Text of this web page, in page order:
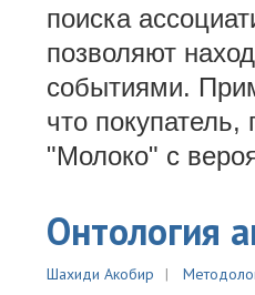
поиска
позволяют
событиями.
что
"Молоко" с
Онтология
Шахиди Акобир